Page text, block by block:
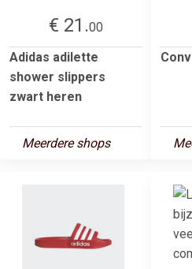
€ 21.00
Adidas adilette
shower slippers
zwart heren
Meerdere shops